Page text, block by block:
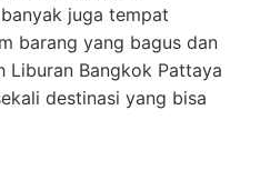
juga tempat
barang yang bagus dan
Liburan Bangkok Pattaya
destinasi yang bisa